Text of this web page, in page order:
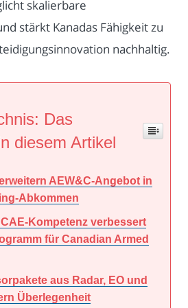
skalierbare
stärkt Kanadas Fähigkeit zu
nachhaltig.
Das
diesem Artikel
AEW&C-Angebot in
Abkommen
Kompetenz verbessert
für Canadian Armed
aus Radar, EO und
Überlegenheit